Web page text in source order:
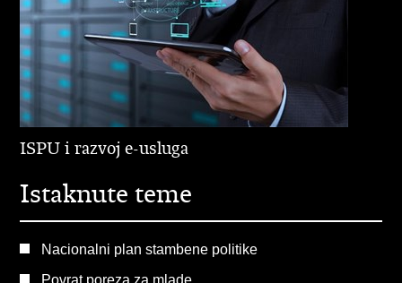
ISPU i razvoj e-usluga
Istaknute teme
Nacionalni plan stambene politike